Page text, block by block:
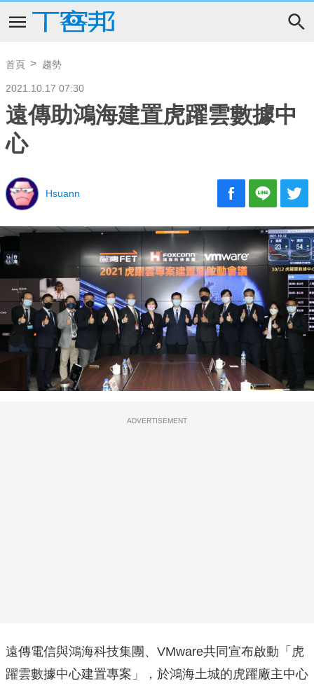
首頁 趨勢
2021.10.17 07:30
遠傳助鴻海建置虎躍雲數據中
心
Hsuann
ADVERTISEMENT
遠傳電信與鴻海科技集團、VMware共同宣布啟動「 虎
躍雲數據中心建置專案」， 於鴻海土城的虎躍廠主中心